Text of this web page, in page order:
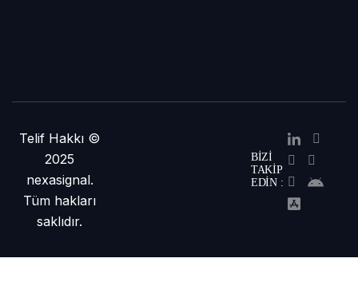
Telif Hakkı ©
2025
nexasignal.
Tüm hakları
saklıdır.
BIZI
TAKIP
EDIN :